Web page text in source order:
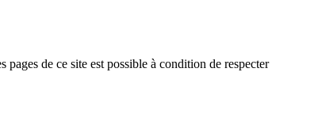
de ce site est possible à condition de respecter